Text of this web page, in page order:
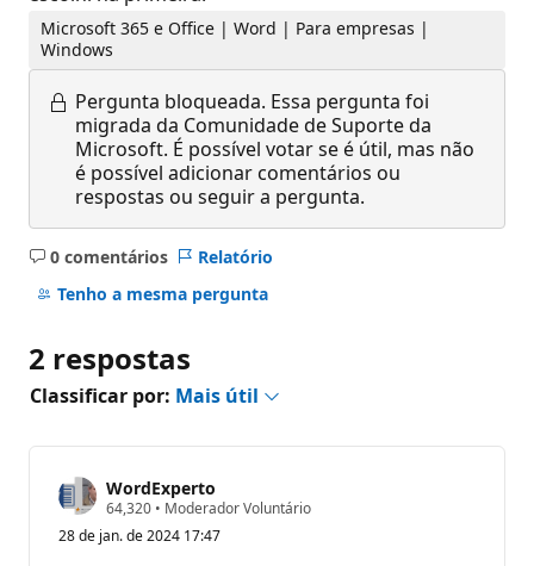
Microsoft 365 e Office | Word | Para empresas |
Windows
Pergunta bloqueada. Essa pergunta foi
migrada da Comunidade de Suporte da
Microsoft. É possível votar se é útil, mas não
é possível adicionar comentários ou
respostas ou seguir a pergunta.
0 comentários
Sem
comentários
Relatório
Tenho a mesma pergunta
2 respostas
Classificar por: Mais útil
WordExperto
64,320 P
n
• Moderador Voluntário
28 de jan. de 2024 17:47